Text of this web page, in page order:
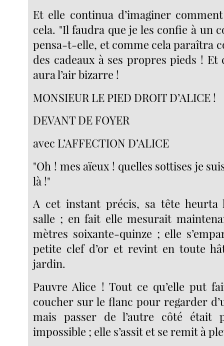
Et elle continua d’imaginer
cela. "Il faudra que je les confie à un
pensa-t-elle, et comme cela paraîtra
des cadeaux à ses propres pieds ! Et
aura l’air bizarre !
MONSIEUR LE PIED DROIT D’ALICE !
DEVANT DE FOYER
avec L’AFFECTION D’ALICE
"Oh ! mes aïeux ! quelles sottises je
là !"
A cet instant précis, sa tête heurta
salle ; en fait elle mesurait
mètres soixante-quinze ; elle
petite clef d’or et revint en toute
jardin.
Pauvre Alice ! Tout ce qu’elle put
coucher sur le flanc pour regarder
mais passer de l’autre côté était
impossible ; elle s’assit et se remit à